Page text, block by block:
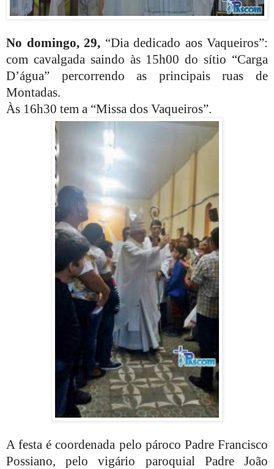
No domingo, 29, “Dia dedicado aos Vaqueiros”:
com cavalgada saindo às 15h00 do sítio “Carga
D’água” percorrendo as principais ruas de
Montadas.
Às 16h30 tem a “Missa dos Vaqueiros”.
A festa é coordenada pelo pároco Padre Francisco
Possiano, pelo vigário paroquial Padre João